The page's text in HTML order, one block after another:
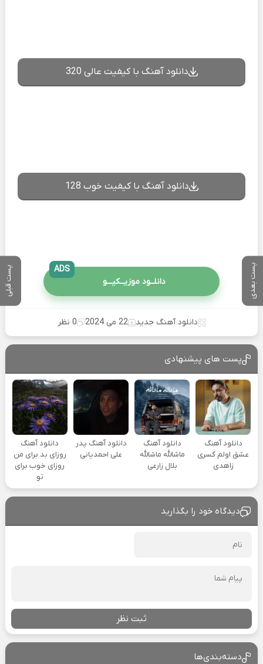
پست بعدی پست قبلی
دانلود آهنگ با کیفیت عالی 320
دانلود آهنگ با کیفیت خوب 128
دانلــود موزیــکیـــو
ADS
دانلود آهنگ جدید 22 می 2024 0 نظر
پست های پیشنهادی
دانلود آهنگ
عشق اولم کسری
زاهدی
دانلود آهنگ
ماشالله ماشالله
بلال زارعی
دانلود آهنگ پدر
علی احمدیانی
دانلود آهنگ
روزای بد برای من
روزای خوب برای
تو
دیدگاه خود را بگذارید
ثبت نظر
دسته‌بندی‌ها